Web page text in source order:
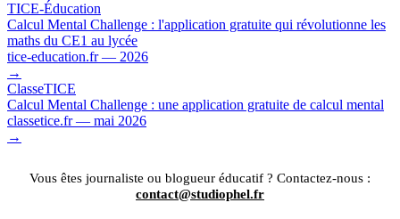
TICE-Éducation
Calcul Mental Challenge : l'application gratuite qui révolutionne les
maths du CE1 au lycée
tice-education.fr — 2026
→
ClasseTICE
Calcul Mental Challenge : une application gratuite de calcul mental
classetice.fr — mai 2026
→
Vous êtes journaliste ou blogueur éducatif ? Contactez-nous :
contact@studiophel.fr